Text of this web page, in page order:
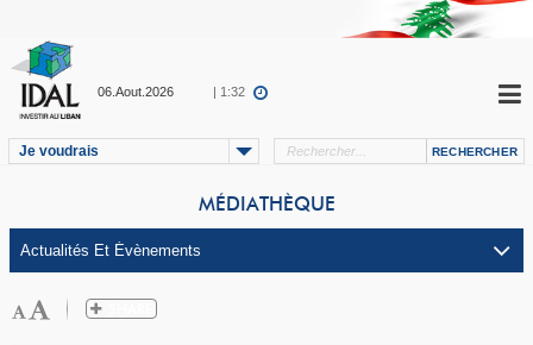
06.Aout.2026 | 1:32
Je voudrais
MÉDIATHÈQUE